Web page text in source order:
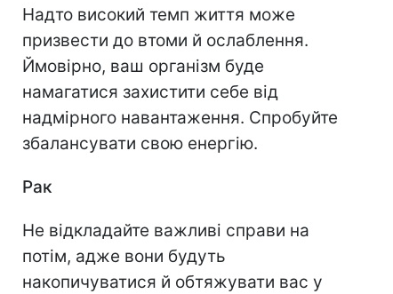
Надто високий темп життя може
призвести до втоми й ослаблення.
Ймовірно, ваш організм буде
намагатися захистити себе від
надмірного навантаження. Спробуйте
збалансувати свою енергію.
Рак
Не відкладайте важливі справи на
потім, адже вони будуть
накопичуватися й обтяжувати вас у